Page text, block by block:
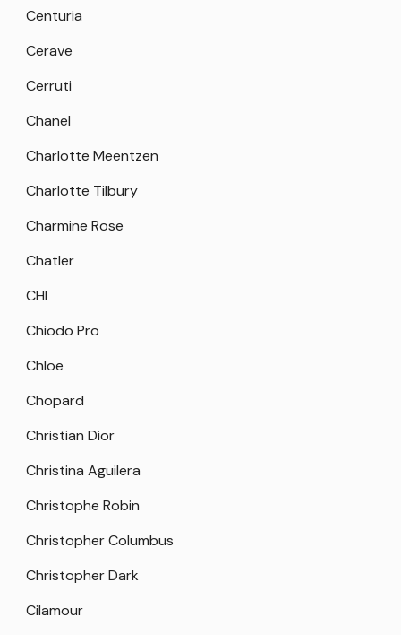
Centuria
Cerave
Cerruti
Chanel
Charlotte Meentzen
Charlotte Tilbury
Charmine Rose
Chatler
CHI
Chiodo Pro
Chloe
Chopard
Christian Dior
Christina Aguilera
Christophe Robin
Christopher Columbus
Christopher Dark
Cilamour